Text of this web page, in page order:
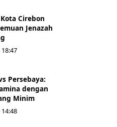
Cirebon
Jenazah
Persebaya:
dengan
Minim